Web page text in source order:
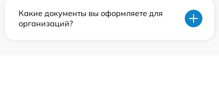
Какие документы вы оформляете для
организаций?